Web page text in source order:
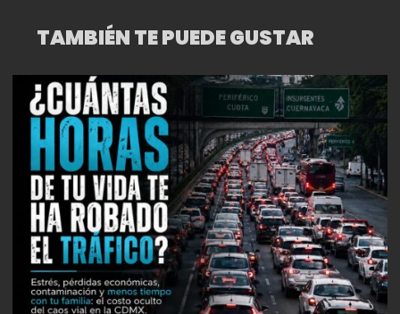
TAMBIÉN TE PUEDE GUSTAR